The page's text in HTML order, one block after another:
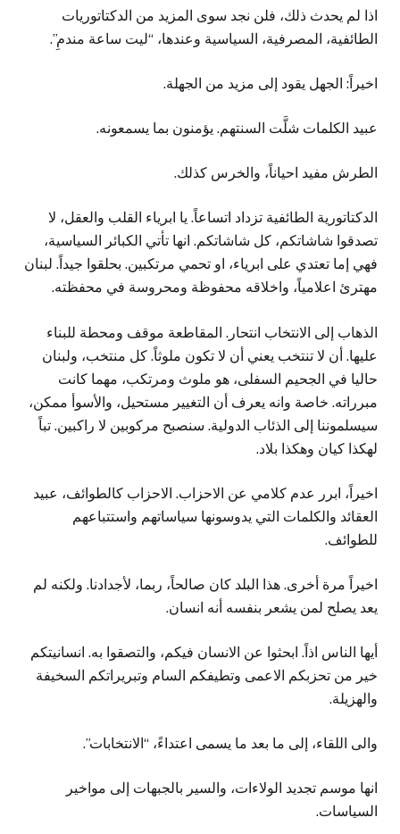
اذا لم يحدث ذلك، فلن نجد سوى المزيد من الدكتاتوريات
الطائفية، المصرفية، السياسية وعندها، “ليت ساعة مندمِ”.
اخيراً: الجهل يقود إلى مزيد من الجهلة.
عبيد الكلمات شلَّت السنتهم. يؤمنون بما يسمعونه.
الطرش مفيد احياناً، والخرس كذلك.
الدكتاتورية الطائفية تزداد اتساعاً. يا ابرياء القلب والعقل، لا
تصدقوا شاشاتكم، كل شاشاتكم. انها تأتي الكبائر السياسية،
فهي إما تعتدي على ابرياء، او تحمي مرتكبين. بحلقوا جيداً. لبنان
مهترئ اعلامياً، واخلاقه محفوظة ومحروسة في محفظته.
الذهاب إلى الانتخاب انتحار. المقاطعة موقف ومحطة للبناء
عليها. أن لا تنتخب يعني أن لا تكون ملوثاً. كل منتخب، ولبنان
حاليا في الجحيم السفلى، هو ملوث ومرتكب، مهما كانت
مبرراته. خاصة وانه يعرف أن التغيير مستحيل، والأسوأ ممكن،
سيسلموننا إلى الذئاب الدولية. سنصبح مركوبين لا راكبين. تباً
لهكذا كيان وهكذا بلاد.
اخيراً، ابرر عدم كلامي عن الاحزاب. الاحزاب كالطوائف، عبيد
العقائد والكلمات التي يدوسونها سياساتهم واستتباعهم
للطوائف.
اخيراً مرة أخرى. هذا البلد كان صالحاً، ربما، لأجدادنا. ولكنه لم
يعد يصلح لمن يشعر بنفسه أنه انسان.
أيها الناس اذاً. ابحثوا عن الانسان فيكم، والتصقوا به. انسانيتكم
خير من تحزبكم الاعمى وتطيفكم السام وتبريراتكم السخيفة
والهزيلة.
والى اللقاء، إلى ما بعد ما يسمى اعتداءً، “الانتخابات”.
انها موسم تجديد الولاءات، والسير بالجبهات إلى مواخير
السياسات.